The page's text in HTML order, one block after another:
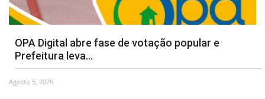
OPA Digital abre fase de votação popular e
Prefeitura leva...
Agosto 5, 2026